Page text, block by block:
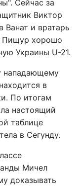
Сейчас за
Виктор
Ванат и вратарь
Пищур хорошо
Украины U-21.
нападающему
в
По итогам
настоящий
таблице
в Сегунду.
Мичел
доказывать